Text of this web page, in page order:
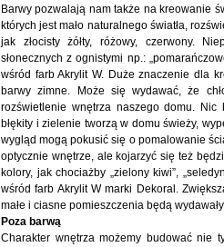
Barwy pozwalają nam także na kreowanie
których jest mało naturalnego światła,
jak złocisty żółty, różowy, czerwony.
słonecznych z ognistymi np.:
wśród farb Akrylit W. Duże znaczenie dla
barwy zimne. Może się wydawać, że
rozświetlenie wnętrza naszego domu.
błękity i zielenie tworzą w domu świeży,
wygląd mogą pokusić się o pomalowanie
optycznie wnętrze, ale kojarzyć się też
kolory, jak chociażby „zielony kiwi”,
wśród farb Akrylit W marki Dekoral.
małe i ciasne pomieszczenia będą
Poza barwą
Charakter wnętrza możemy budować nie